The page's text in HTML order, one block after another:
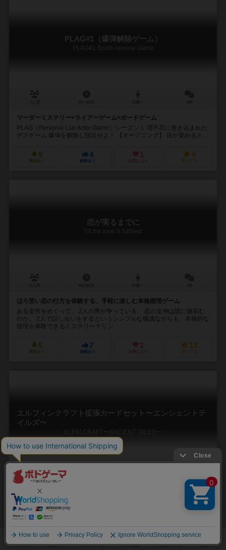
PLAG#1（爆弾解除ゲーム）
PLAG#1 Bomb release Game
マーダーミステリー×ライアーゲーム×ボードゲーム
PLAG（Personal Liar Actor Game）シーズン１ 理不尽に巻き込まれた
デスゲーム 爆弾を解除し脱出せよ！ 【オープニング】 目が覚めると...
9
興味あり
4
経験あり
1
お気に入り
4
持ってる
恋が実るまでに
Till the love is fulfilled.
ほろ苦い恋の行方を体験する、手軽に楽しむ本格推理ゲーム
ある女性をめぐって、 2人の男が争っている、 恋の女神は誰に微笑む
のか。 2人で話し合いをするというシンプルな構成ながらも、本格的な
推理を体験できるミステリーテリン...
5
興味あり
7
経験あり
1
お気に入り
13
持ってる
エルフィンクラフト拡張カードセット〜エンシェントテ
イルズ〜
ELFIN CRAFT〜ANCIENT TALES〜
1～2人
エルフィンクラフトに追加するカード16枚とキャンペーンシナリオ形
式のロードブックがセットになった拡張です。 エルフィンクラフトで
曖昧だったストーリーへの解答がここにあります。
エルフィンクラフトで好評いただいたアートワークはそのままに基本
ーを追っていく90ページ超えのボリュームのB5冊...